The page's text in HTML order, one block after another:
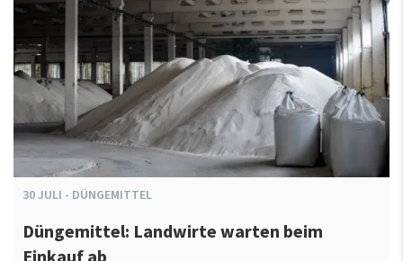
30JULI - DÜNGEMITTEL
Düngemittel: Landwirte warten beim